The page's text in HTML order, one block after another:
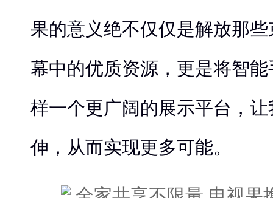
果的意义绝不仅仅是解放那
幕中的优质资源，更是将智
样一个更广阔的展示平台，
伸，从而实现更多可能。